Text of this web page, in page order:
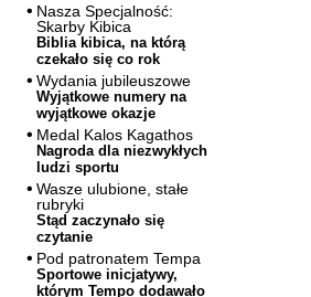
Nasza Specjalność:
Skarby Kibica
Biblia kibica, na którą
czekało się co rok
Wydania jubileuszowe
Wyjątkowe numery na
wyjątkowe okazje
Medal Kalos Kagathos
Nagroda dla niezwykłych
ludzi sportu
Wasze ulubione, stałe
rubryki
Stąd zaczynało się
czytanie
Pod patronatem Tempa
Sportowe inicjatywy,
którym Tempo dodawało